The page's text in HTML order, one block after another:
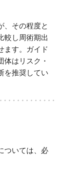
、その程度と
較し周術期出
ます。ガイド
はリスク・
を推奨してい
ついては、必